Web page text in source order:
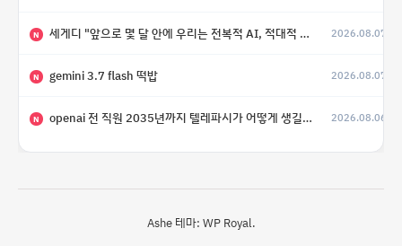
N 세게디 "앞으로 몇 달 안에 우리는 전복적 AI, 적대적 AI 둘 다 보게 될 것" 2026.08.07
N gemini 3.7 flash 떡밥 2026.08.07
N openai 전 직원 2035년까지 텔레파시가 어떻게 생길 수 있는지 2026.08.06
Ashe 테마: WP Royal.